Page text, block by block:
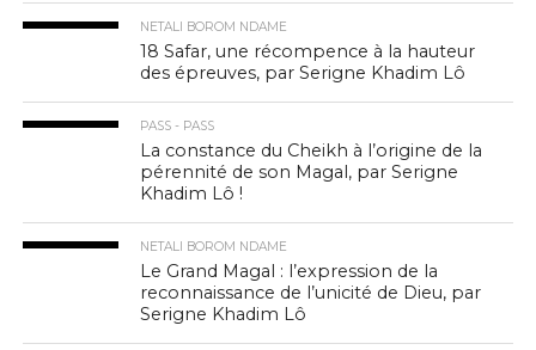
NETALI BOROM NDAME
18 Safar, une récompence à la hauteur
des épreuves, par Serigne Khadim Lô
PASS - PASS
La constance du Cheikh à l’origine de la
pérennité de son Magal, par Serigne
Khadim Lô !
NETALI BOROM NDAME
Le Grand Magal : l’expression de la
reconnaissance de l’unicité de Dieu, par
Serigne Khadim Lô